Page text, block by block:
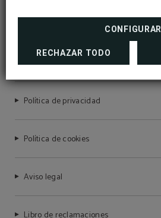
CONFIGURAR
RECHAZAR TODO
MERAPRIME GOLD DESIGN HOTEL
RNET Nº 7755
Política de privacidad
Política de cookies
Aviso legal